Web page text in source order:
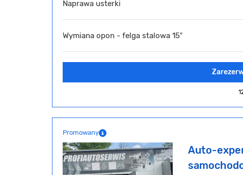
Naprawa usterki
Wymiana opon - felga stalowa 15″
Promowany
Auto-